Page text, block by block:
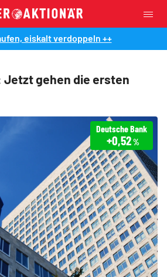
eiskalt verdoppeln ++
Jetzt gehen die ersten
Deutsche Bank
+0,52 %